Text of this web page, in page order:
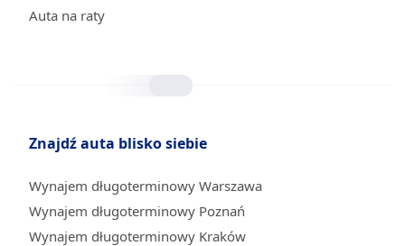
Auta na raty
Znajdź auta blisko siebie
Wynajem długoterminowy Warszawa
Wynajem długoterminowy Poznań
Wynajem długoterminowy Kraków